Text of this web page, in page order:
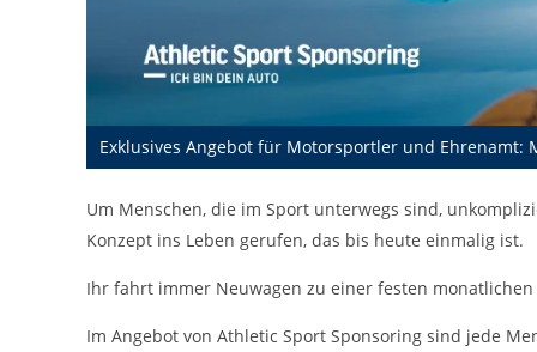
Exklusives Angebot für Motorsportler und
Um Menschen, die im Sport unterwegs sind,
Konzept ins Leben gerufen, das bis heute einmalig ist.
Ihr fahrt immer Neuwagen zu einer festen
Im Angebot von Athletic Sport Sponsoring sind jede
DMSB
Zweck:
Dieser Cookie speichert Informationen zu
verwendeten Hintergrundbildern der
Website.
Cookie Laufzeit: 24 Stunden
Cookie Consent
Name: